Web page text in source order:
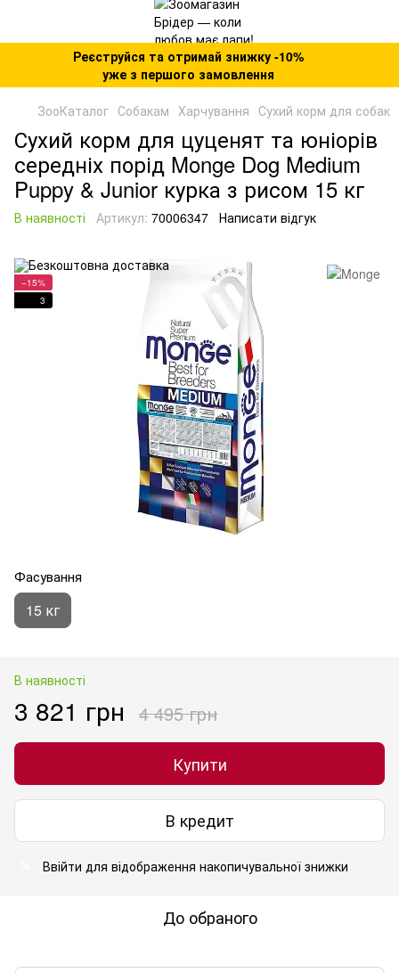
Реєструйся та отримай знижку -10%
уже з першого замовлення
ЗооКаталог Собакам Харчування Сухий корм для собак
Сухий корм для цуценят та юніорів
середніх порід Monge Dog Medium
Puppy & Junior курка з рисом 15 кг
В наявності Артикул: 70006347 Написати відгук
−15%
3
Фасування
15 кг
В наявності
3 821 грн 4 495 грн
Купити
В кредит
Ввійти для відображення накопичувальної знижки
До обраного